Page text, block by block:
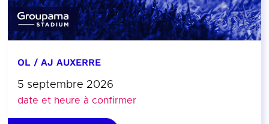
OL / AJ AUXERRE
5 septembre 2026
date et heure à confirmer